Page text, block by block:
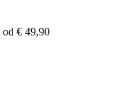
od € 49,90